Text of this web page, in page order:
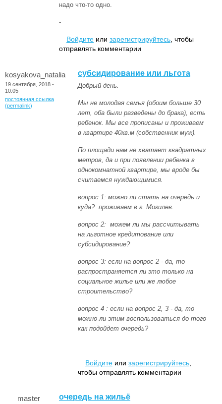
надо что-то одно.
-
Войдите или зарегистрируйтесь , чтобы
отправлять комментарии
kosyakova_natalia
19 сентября, 2018 -
10:05
постоянная ссылка
(permalink)
субсидирование или льгота
Добрый день.
Мы не молодая семья (обоим больше 30
лет, оба были разведены до брака), есть
ребенок. Мы все прописаны и проживаем
в квартире 40кв.м (собственник муж).
По площади нам не хватает квадратных
метров, да и при появлении ребенка в
однокомнатной квартире, мы вроде бы
считаемся нуждающимися.
вопрос 1: можно ли стать на очередь и
куда? проживаем в г. Могилев.
вопрос 2: можем ли мы рассчитывать
на льготное кредитование или
субсидирование?
вопрос 3: если на вопрос 2 - да, то
распространяется ли это только на
социальное жилье или же любое
строительство?
вопрос 4 : если на вопрос 2, 3 - да, то
можно ли этим воспользоваться до того
как подойдет очередь?
Войдите или зарегистрируйтесь
чтобы отправлять комментарии
master очередь на жильё